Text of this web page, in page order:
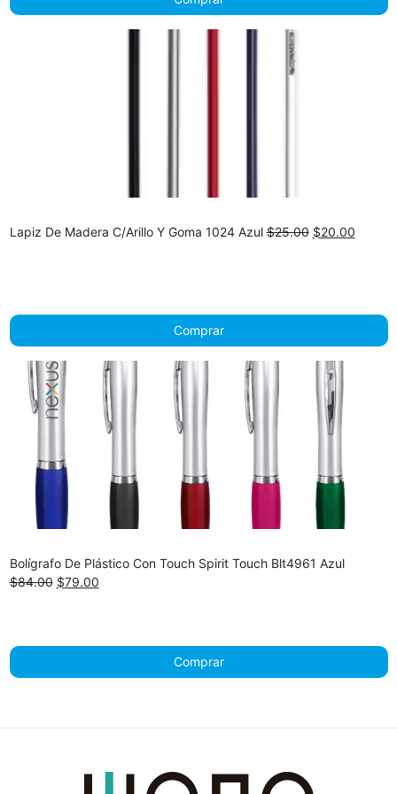
Lapiz De Madera C/Arillo Y Goma 1024 Azul$25.00 Original
$20.00Current
Comprar
Bolígrafo De Plástico Con Touch Spirit Touch Blt4961 Azul
$84.00 Original
$79.00Current
Comprar